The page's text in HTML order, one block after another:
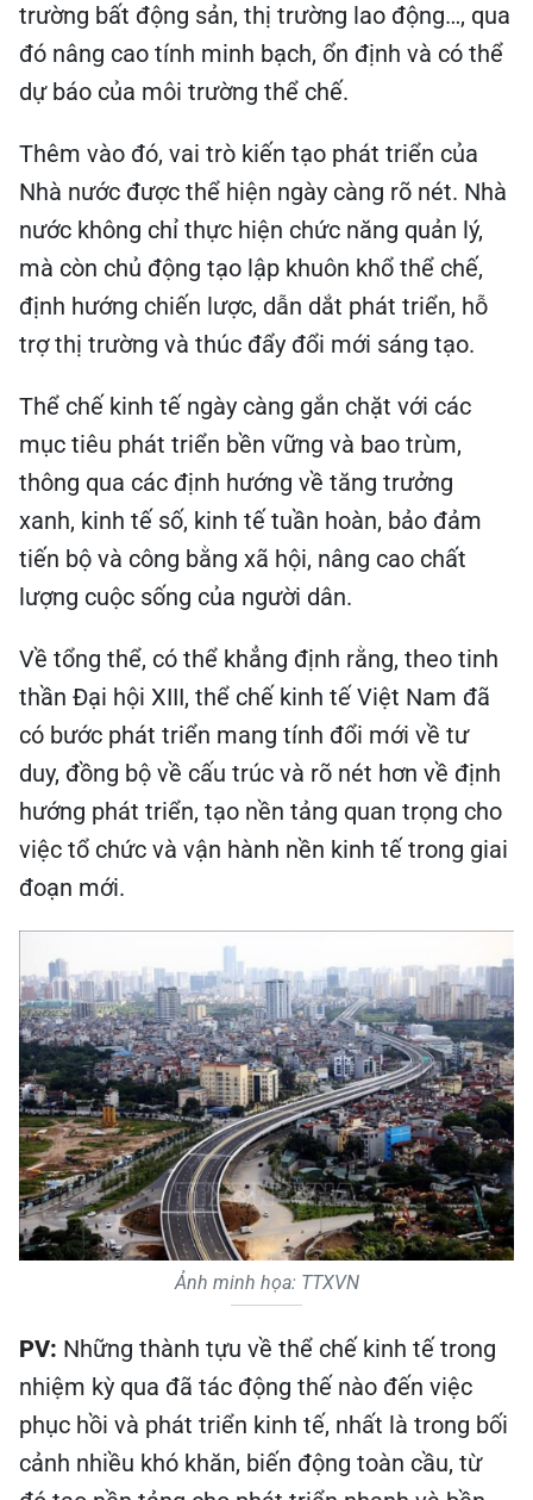
trường bất động sản, thị trường lao động…, qua
đó nâng cao tính minh bạch, ổn định và có thể
dự báo của môi trường thể chế.
Thêm vào đó, vai trò kiến tạo phát triển của
Nhà nước được thể hiện ngày càng rõ nét. Nhà
nước không chỉ thực hiện chức năng quản lý,
mà còn chủ động tạo lập khuôn khổ thể chế,
định hướng chiến lược, dẫn dắt phát triển, hỗ
trợ thị trường và thúc đẩy đổi mới sáng tạo.
Thể chế kinh tế ngày càng gắn chặt với các
mục tiêu phát triển bền vững và bao trùm,
thông qua các định hướng về tăng trưởng
xanh, kinh tế số, kinh tế tuần hoàn, bảo đảm
tiến bộ và công bằng xã hội, nâng cao chất
lượng cuộc sống của người dân.
Về tổng thể, có thể khẳng định rằng, theo tinh
thần Đại hội XIII, thể chế kinh tế Việt Nam đã
có bước phát triển mang tính đổi mới về tư
duy, đồng bộ về cấu trúc và rõ nét hơn về định
hướng phát triển, tạo nền tảng quan trọng cho
việc tổ chức và vận hành nền kinh tế trong giai
đoạn mới.
Ảnh minh họa: TTXVN
PV: Những thành tựu về thể chế kinh tế trong
nhiệm kỳ qua đã tác động thế nào đến việc
phục hồi và phát triển kinh tế, nhất là trong bối
cảnh nhiều khó khăn, biến động toàn cầu, từ